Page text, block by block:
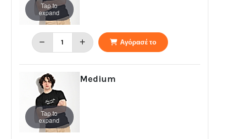
Tap to
expand
Αγόρασέ το
Tap to
expand
Medium